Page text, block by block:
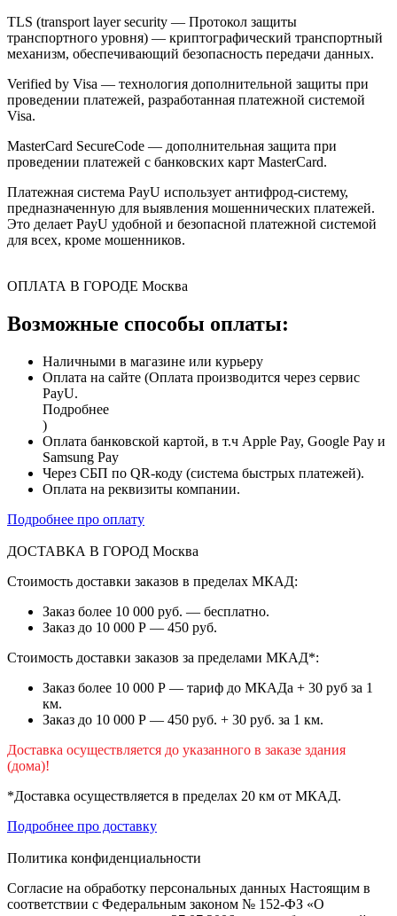
TLS (transport layer security — Протокол защиты
транспортного уровня) — криптографический транспортный
механизм, обеспечивающий безопасность передачи данных.
Verified by Visa — технология дополнительной защиты при
проведении платежей, разработанная платежной системой
Visa.
MasterCard SecureCode — дополнительная защита при
проведении платежей с банковских карт MasterCard.
Платежная система PayU использует антифрод-систему,
предназначенную для выявления мошеннических платежей.
Это делает PayU удобной и безопасной платежной системой
для всех, кроме мошенников.
ОПЛАТА В ГОРОДЕ Москва
Возможные способы оплаты:
Наличными в магазине или курьеру
Оплата на сайте (Оплата производится через сервис
PayU.
Подробнее
)
Оплата банковской картой, в т.ч Apple Pay, Google Pay и
Samsung Pay
Через СБП по QR-коду (система быстрых платежей).
Оплата на реквизиты компании.
Подробнее про оплату
ДОСТАВКА В ГОРОД Москва
Стоимость доставки заказов в пределах МКАД:
Заказ более 10 000 руб. — бесплатно.
Заказ до 10 000 Р — 450 руб.
Стоимость доставки заказов за пределами МКАД*:
Заказ более 10 000 Р — тариф до МКАДа + 30 руб за 1
км.
Заказ до 10 000 Р — 450 руб. + 30 руб. за 1 км.
Доставка осуществляется до указанного в заказе здания
(дома)!
*Доставка осуществляется в пределах 20 км от МКАД.
Подробнее про доставку
Политика конфиденциальности
Согласие на обработку персональных данных Настоящим в
соответствии с Федеральным законом № 152-ФЗ «О